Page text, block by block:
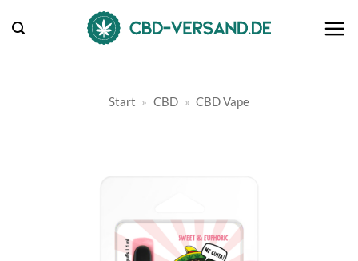
Inhalt
Start » CBD » CBD Vape